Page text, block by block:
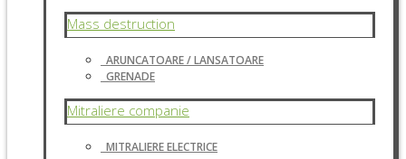
Mass destruction
ARUNCATOARE / LANSATOARE
GRENADE
Mitraliere companie
MITRALIERE ELECTRICE